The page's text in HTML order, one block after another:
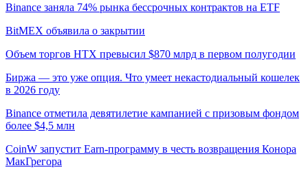
Binance заняла 74% рынка бессрочных контрактов на ETF
BitMEX объявила о закрытии
Объем торгов HTX превысил $870 млрд в первом полугодии
Биржа — это уже опция. Что умеет некастодиальный кошелек
в 2026 году
Binance отметила девятилетие кампанией с призовым фондом
более $4,5 млн
CoinW запустит Earn-программу в честь возвращения Конора
МакГрегора